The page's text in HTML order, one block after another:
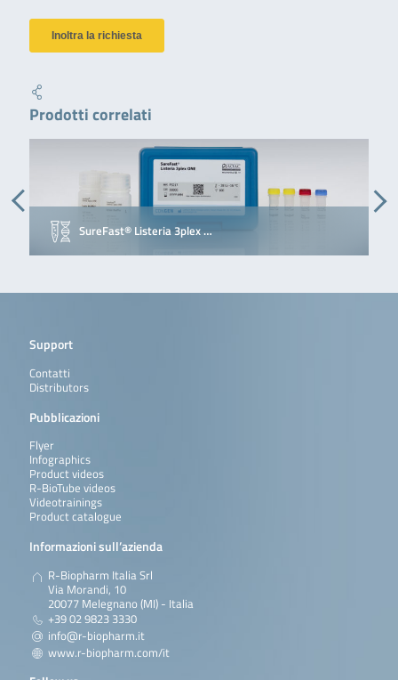
Prodotti correlati
SureFast® Listeria 3plex …
Support
Contatti
Distributors
Pubblicazioni
Flyer
Infographics
Product videos
R-BioTube videos
Videotrainings
Product catalogue
Informazioni sull’azienda
R-Biopharm Italia Srl
Via Morandi, 10
20077 Melegnano (MI) - Italia
+39 02 9823 3330
info@r-biopharm.it
www.r-biopharm.com/it